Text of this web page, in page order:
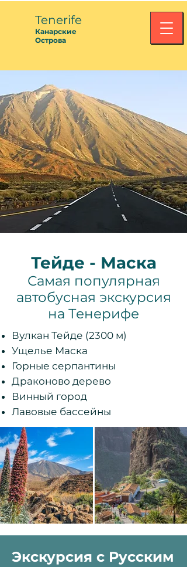
Tenerife
Канарские
Острова
Тейде - Маска
Самая популярная
автобусная экскурсия
на Тенерифе
Вулкан Тейде (2300 м)
Ущелье Маска
Горные серпантины
Драконово дерево
Винный город
Лавовые бассейны
Экскурсия с Русским